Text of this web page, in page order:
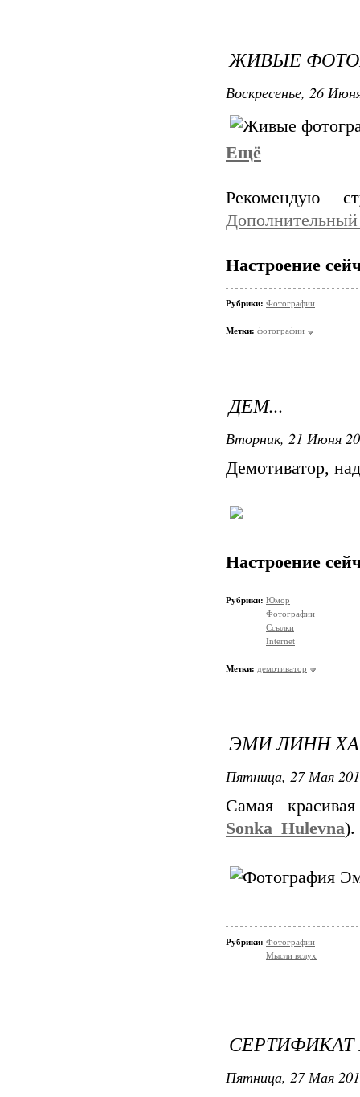
ЖИВЫЕ
Воскресенье, 26
Ещё
Рекомендую
Дополнительный
Настроение
Рубрики: Фотографии
Метки: фотографии
ДЕМ...
Вторник, 21 Июня
Демотиватор,
Настроение
Рубрики: Юмор
Фотографии
Ссылки
Internet
Метки: демотиватор
ЭМИ ЛИНН
Пятница, 27 Мая
Самая
Sonka_Hulevna).
Рубрики: Фотографии
Мысли вслух
СЕРТИФИКАТ
Пятница, 27 Мая